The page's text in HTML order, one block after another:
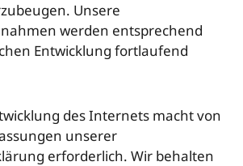
Unsere
werden entsprechend
Entwicklung fortlaufend
des Internets macht von
unserer
erforderlich. Wir behalten